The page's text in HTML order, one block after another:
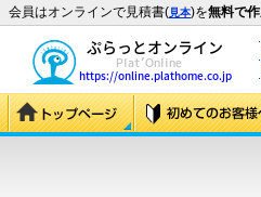
会員はオンラインで見積書(見本)を無料で